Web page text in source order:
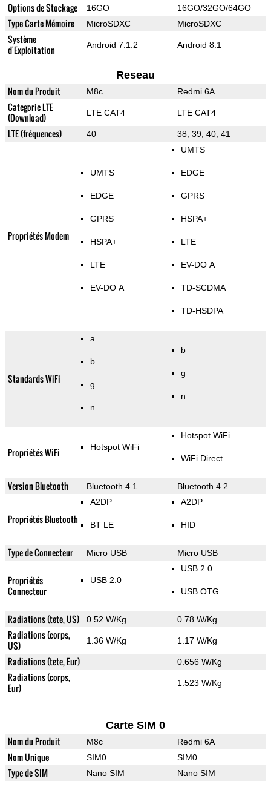
Options de Stockage 16GO 16GO/32GO/64GO
Type Carte Mémoire MicroSDXC MicroSDXC
Système
d'Exploitation
Android 7.1.2 Android 8.1
Reseau
Nom du Produit M8c Redmi 6A
Categorie LTE
(Download)
LTE CAT4 LTE CAT4
LTE (fréquences) 40 38, 39, 40, 41
Propriétés Modem
UMTS
EDGE
GPRS
HSPA+
LTE
EV-DO A
UMTS
EDGE
GPRS
HSPA+
LTE
EV-DO A
TD-SCDMA
TD-HSDPA
Standards WiFi
a
b
g
n
b
g
n
Propriétés WiFi Hotspot WiFi
Hotspot WiFi
WiFi Direct
Version Bluetooth Bluetooth 4.1 Bluetooth 4.2
Propriétés Bluetooth
A2DP
BT LE
A2DP
HID
Type de Connecteur Micro USB Micro USB
Propriétés
Connecteur
USB 2.0
USB 2.0
USB OTG
Radiations (tete, US) 0.52 W/Kg 0.78 W/Kg
Radiations (corps,
US)
1.36 W/Kg 1.17 W/Kg
Radiations (tete, Eur) 0.656 W/Kg
Radiations (corps,
Eur)
1.523 W/Kg
Carte SIM 0
Nom du Produit M8c Redmi 6A
Nom Unique SIM0 SIM0
Type de SIM Nano SIM Nano SIM